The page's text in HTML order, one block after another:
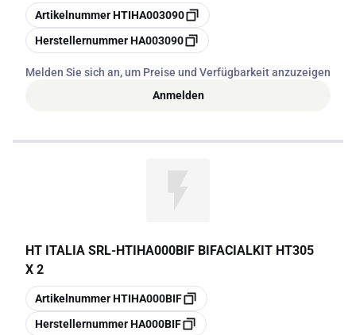
Kopieren
ArtikelnummerHTIHA003090
Kopieren
HerstellernummerHA003090
Melden Sie sich an, um Preise und Verfügbarkeit anzuzeigen
Anmelden
HT ITALIA SRL-HTIHA000BIF BIFACIALKIT HT305
X 2
Kopieren
ArtikelnummerHTIHA000BIF
Kopieren
HerstellernummerHA000BIF